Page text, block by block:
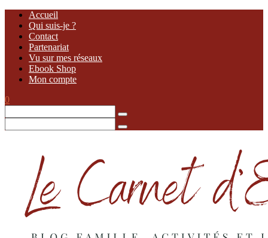
Accueil
Qui suis-je ?
Contact
Partenariat
Vu sur mes réseaux
Ebook Shop
Mon compte
0